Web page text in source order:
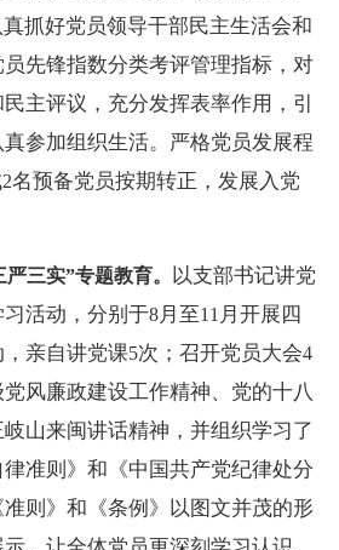
抓好党员领导干部民主生活会和
先锋指数分类考评管理指标，对
主评议，充分发挥表率作用，引
参加组织生活。严格党员发展程
2名预备党员按期转正，发展入党
三实”专题教育。 以支部书记讲党
活动，分别于8月至11 月开展四
亲自讲党课5次；召开党员大会4
风廉政建设工作精神、党的十八
山来闽讲话精神，并组织学习了
律准则》和《中国共产党纪律处分
则》和《条例》以图文并茂的形